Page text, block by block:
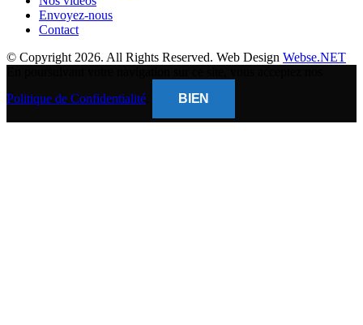
Envoyez-nous
Contact
© Copyright 2026. All Rights Reserved. Web Design Webse.NET
Politique de Confidentialité
BIEN